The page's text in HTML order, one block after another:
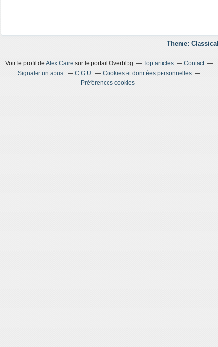
Theme:
Voir le profil deAlex Cairesur le portail Overblog Top articles
Contact
Signaler un abus
C.G.U.
Cookies et données personnelles
Préférences cookies